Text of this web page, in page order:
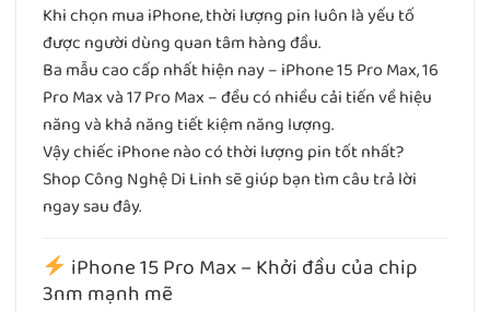
Khi chọn mua iPhone, thời lượng pin luôn là yếu tố
được người dùng quan tâm hàng đầu.
Ba mẫu cao cấp nhất hiện nay – iPhone 15 Pro Max, 16
Pro Max và 17 Pro Max – đều có nhiều cải tiến về hiệu
năng và khả năng tiết kiệm năng lượng.
Vậy chiếc iPhone nào có thời lượng pin tốt nhất?
Shop Công Nghệ Di Linh sẽ giúp bạn tìm câu trả lời
ngay sau đây.
iPhone 15 Pro Max – Khởi đầu của chip
3nm mạnh mẽ